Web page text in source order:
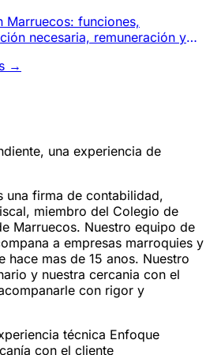
Marruecos: funciones,
necesaria, remuneración y
→
una experiencia de
una firma de contabilidad,
miembro del Colegio de
Marruecos. Nuestro equipo de
a empresas marroquies y
hace mas de 15 anos. Nuestro
y nuestra cercania con el
con rigor y
técnica Enfoque
con el cliente